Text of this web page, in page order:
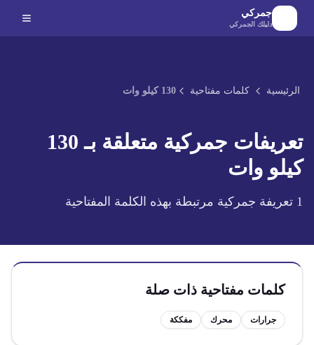
الانتقال إلى المحتوى الرئيسي
جمركي
دليلك الجمركي
الرئيسية كلمات مفتاحية 130 كيلو وات
تعريفات جمركية متعلقة بـ 130
كيلو وات
1 تعريفة جمركية مرتبطة بهذه الكلمة المفتاحية
كلمات مفتاحية ذات صلة
جرارات محرك مفككة